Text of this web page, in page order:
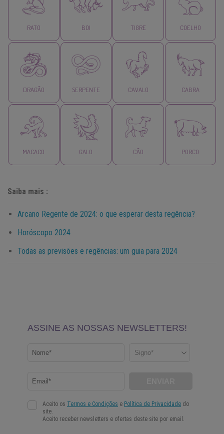
RATO BOI TIGRE COELHO
DRAGÃO SERPENTE CAVALO CABRA
MACACO GALO CÃO PORCO
Saiba mais :
Arcano Regente de 2024: o que esperar desta regência?
Horóscopo 2024
Todas as previsões e regências: um guia para 2024